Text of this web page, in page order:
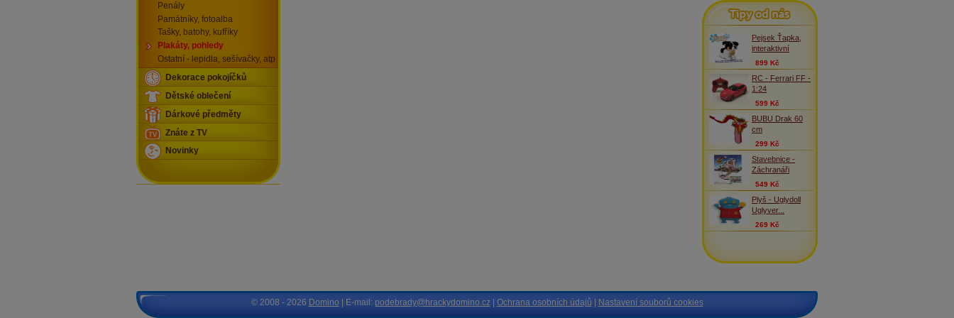
Penály
Památníky, fotoalba
Tašky, batohy, kufříky
Plakáty, pohledy
Ostatní - lepidla, sešívačky, atp
Dekorace pokojíčků
Dětské oblečení
Dárkové předměty
Znáte z TV
Novinky
Tipy od nás
Pejsek Ťapka,
interaktivní
899 Kč
RC - Ferrari FF -
1:24
599 Kč
BUBU Drak 60
cm
299 Kč
Stavebnice -
Záchranáři
549 Kč
Plyš - Uglydoll
Uglyver...
269 Kč
© 2008 - 2026 Domino | E-mail: podebrady@hrackydomino.cz| Ochrana osobních údajů Nastavení souborů cookies